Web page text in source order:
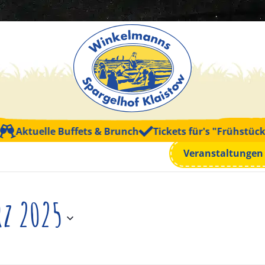
Buffets & Brunch Tickets für's "Frühstück
Veranstaltungen
2025